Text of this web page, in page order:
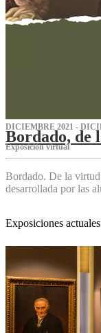
DICIEMBRE 2021 -
Bordado, de
Exposición virtual‌
Bordado. De la
desarrollada por las
Exposiciones actuales